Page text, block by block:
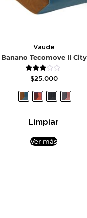
Vaude
Banano Tecomove II City
Valorado
con
3.00
de 5
$25.000
Limpiar
Ver más